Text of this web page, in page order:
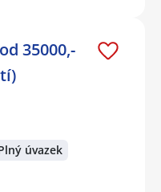
35000,-
úvazek